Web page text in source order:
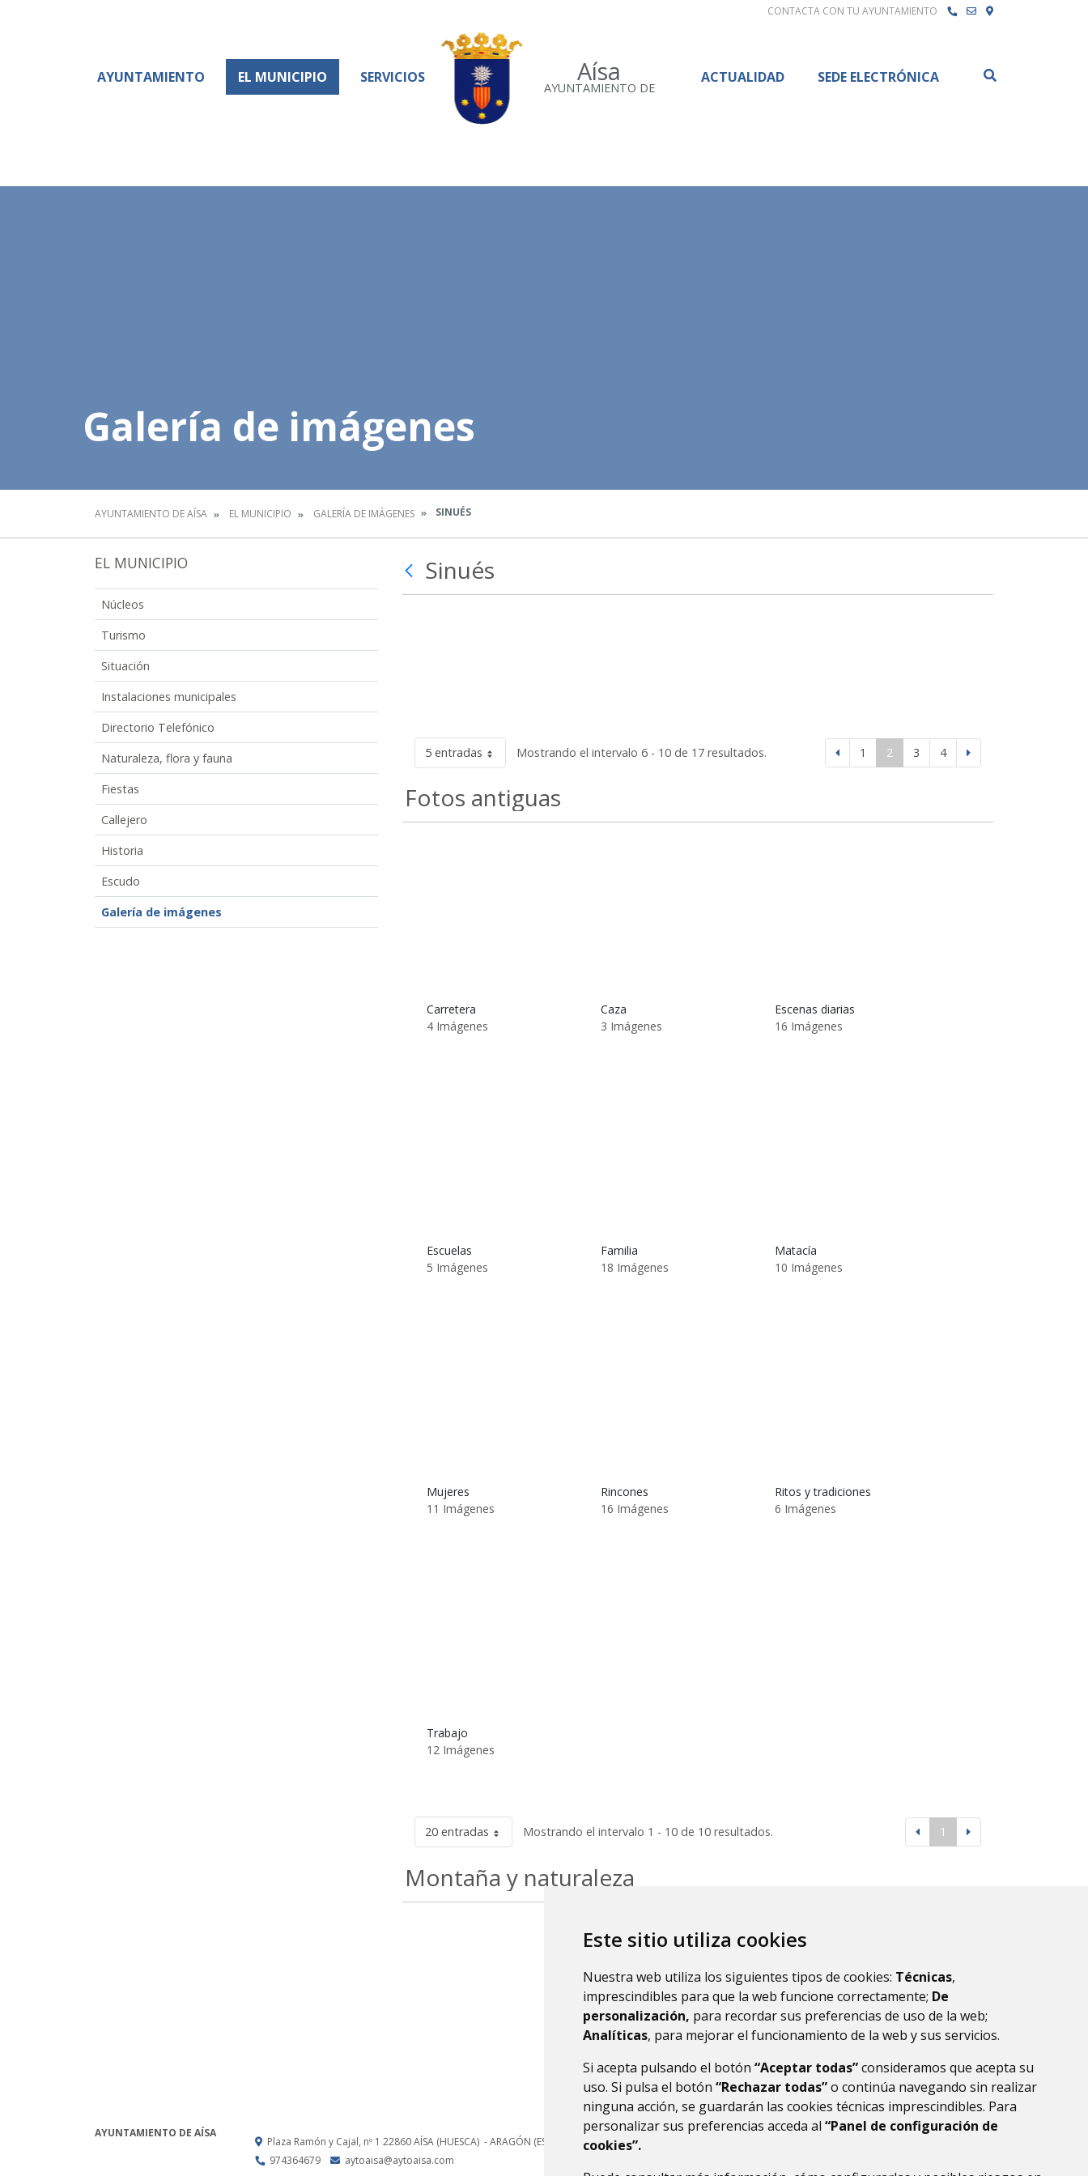
Este sitio utiliza cookies
Nuestra web utiliza los siguientes tipos de cookies: Técnicas,
imprescindibles para que la web funcione correctamente; De
personalización, para recordar sus preferencias de uso de la web;
Analíticas, para mejorar el funcionamiento de la web y sus servicios.
Si acepta pulsando el botón “Aceptar todas”consideramos que acepta su
uso. Si pulsa el botón “Rechazar todas”o continúa navegando sin realizar
ninguna acción, se guardarán las cookies técnicas imprescindibles. Para
personalizar sus preferencias acceda al “Panel de configuración de
cookies”.
CONTACTA CON TU AYUNTAMIENTO
Aísa
AYUNTAMIENTO DE
AYUNTAMIENTO EL MUNICIPIO SERVICIOS ACTUALIDAD SEDE ELECTRÓNICA
Galería de imágenes
AYUNTAMIENTO DE AÍSA EL MUNICIPIO GALERÍA DE IMÁGENES SINUÉS
EL MUNICIPIO
Núcleos
Turismo
Situación
Instalaciones municipales
Directorio Telefónico
Naturaleza, flora y fauna
Fiestas
Callejero
Historia
Escudo
Galería de imágenes
Sinués
5 entradas Mostrando el intervalo 6 - 10 de 17 resultados. 1 2 3 4
Fotos antiguas
Carretera
4 Imágenes
Caza
3 Imágenes
Escenas diarias
16 Imágenes
Escuelas
5 Imágenes
Familia
18 Imágenes
Matacía
10 Imágenes
Mujeres
11 Imágenes
Rincones
16 Imágenes
Ritos y tradiciones
6 Imágenes
Trabajo
12 Imágenes
20 entradas Mostrando el intervalo 1 - 10 de 10 resultados. 1
Montaña y naturaleza
AYUNTAMIENTO DE AÍSA
Plaza Ramón y Cajal, nº 1 22860AÍSA (HUESCA) - ARAGÓN (ESPAÑA)
974364679
aytoaisa@aytoaisa.com